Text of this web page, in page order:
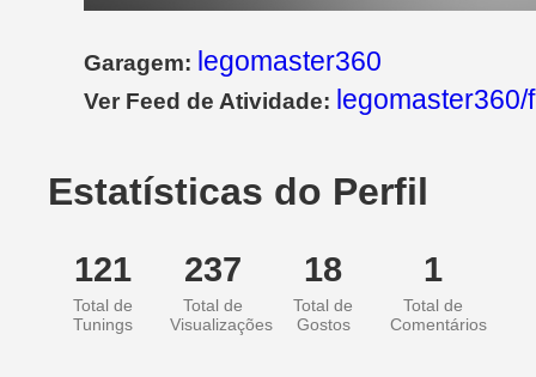
Garagem: legomaster360
Ver Feed de Atividade: legomaster360/
Estatísticas do Perfil
121
Total de
Tunings
237
Total de
Visualizações
18
Total de
Gostos
1
Total de
Comentários